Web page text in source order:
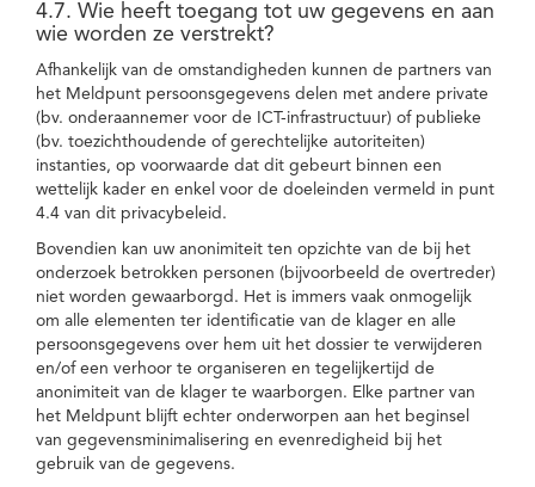
4.7. Wie heeft toegang tot uw gegevens en aan
wie worden ze verstrekt?
Afhankelijk van de omstandigheden kunnen de partners van
het Meldpunt persoonsgegevens delen met andere private
(bv. onderaannemer voor de ICT-infrastructuur) of publieke
(bv. toezichthoudende of gerechtelijke autoriteiten)
instanties, op voorwaarde dat dit gebeurt binnen een
wettelijk kader en enkel voor de doeleinden vermeld in punt
4.4 van dit privacybeleid.
Bovendien kan uw anonimiteit ten opzichte van de bij het
onderzoek betrokken personen (bijvoorbeeld de overtreder)
niet worden gewaarborgd. Het is immers vaak onmogelijk
om alle elementen ter identificatie van de klager en alle
persoonsgegevens over hem uit het dossier te verwijderen
en/of een verhoor te organiseren en tegelijkertijd de
anonimiteit van de klager te waarborgen. Elke partner van
het Meldpunt blijft echter onderworpen aan het beginsel
van gegevensminimalisering en evenredigheid bij het
gebruik van de gegevens.